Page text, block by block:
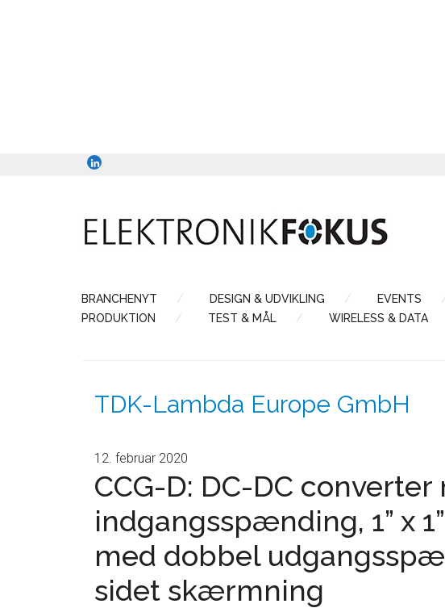
BRANCHENYT DESIGN & UDVIKLING EVENTS
PRODUKTION
TEST & MÅL WIRELESS & DATA
TDK-Lambda Europe GmbH
12. februar 2020
CCG-D: DC-DC
indgangsspænding, 1” x
med dobbel
sidet skærmning